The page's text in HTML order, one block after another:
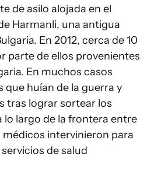
de asilo alojada en el
Harmanli, una antigua
En 2012, cerca de 10
parte de ellos provenientes
En muchos casos
huían de la guerra y
tras lograr sortear los
largo de la frontera entre
médicos intervinieron para
de salud